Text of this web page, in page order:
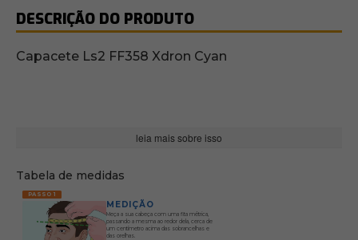
DESCRIÇÃO DO PRODUTO
Capacete Ls2 FF358 Xdron Cyan
leia mais sobre isso
Tabela de medidas
PASSO 1
MEDIÇÃO
Meça a sua cabeça com uma fita métrica,
passando a mesma ao redor dela, cerca de
um centímetro acima das sobrancelhas e
das orelhas.